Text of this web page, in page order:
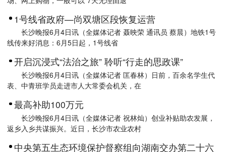
1号线省政府—尚双塘区段恢复运营
长沙晚报6月4日讯（全媒体记者 聂映荣 通讯员 蔡晨）地铁1号
线传来好消息：6月5日起，1号线省
开启沉浸式“法治之旅” 聆听“行走的思政课”
长沙晚报6月4日讯（全媒体记者 匡春林）日前，百余名学生代
表、中青班学员走进市人大常委会机关，在
最高补助100万元
长沙晚报6月4日讯（全媒体记者 祝林灿）创业补贴助农发展，
返乡入乡共谋振兴。近日，长沙市农业农村
中央第五生态环境保护督察组向湖南交办第二十六